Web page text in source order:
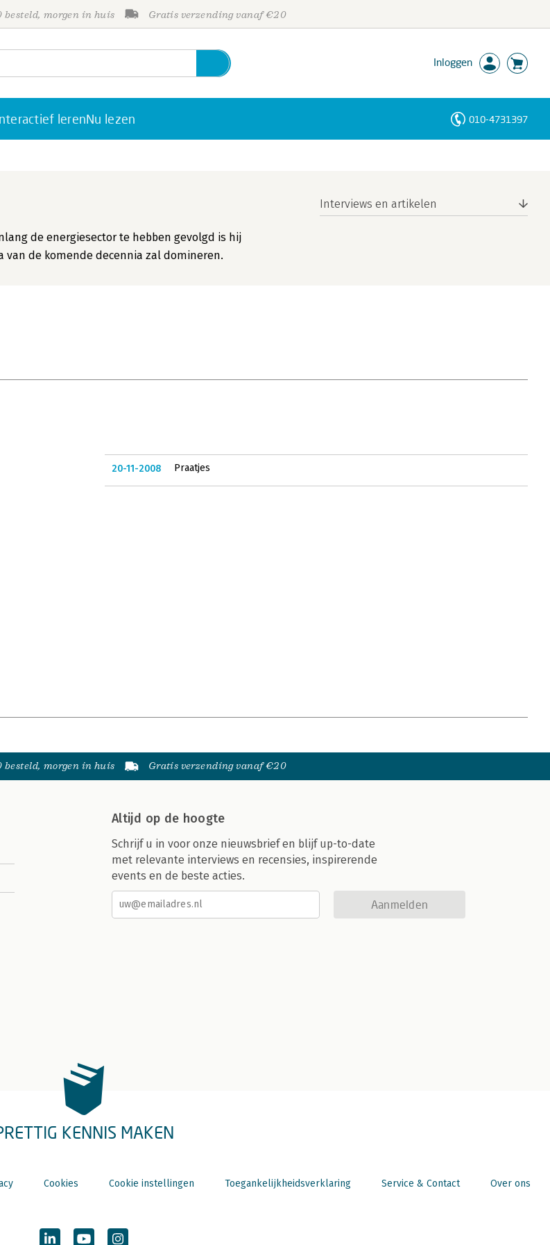
besteld, morgen in huis Gratis verzending vanaf €20
Inloggen
lerenNu lezen 010-4731397
de energiesector te hebben gevolgd is hij
de komende decennia zal domineren.
Interviews en artikelen
20-11-2008 Praatjes
besteld, morgen in huis Gratis verzending vanaf €20
Altijd op de hoogte
Schrijf u in voor onze nieuwsbrief en blijf up-to-date
met relevante interviews en recensies, inspirerende
events en de beste acties.
Aanmelden
KENNIS MAKEN
Cookies Cookie instellingen Toegankelijkheidsverklaring Service & Contact Over ons
Personen